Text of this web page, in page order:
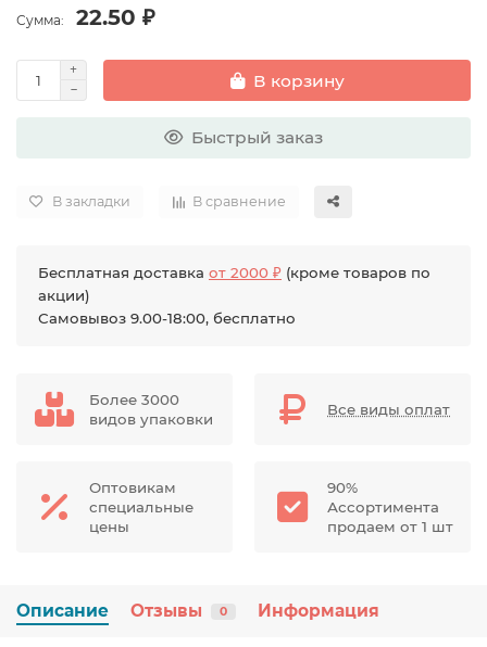
Сумма: 22.50 ₽
В корзину
Быстрый заказ
В закладки В сравнение
Бесплатная доставка от 2000 ₽ (кроме товаров по
акции)
Самовывоз 9.00-18:00, бесплатно
Более 3000
видов упаковки
Все виды оплат
Оптовикам
специальные
цены
90%
Ассортимента
продаем от 1 шт
Описание Отзывы 0 Информация